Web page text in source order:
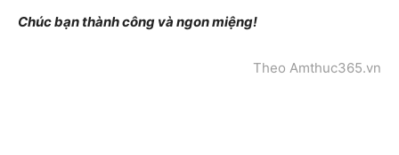
Chúc bạn thành công và ngon miệng!
Theo Amthuc365.vn